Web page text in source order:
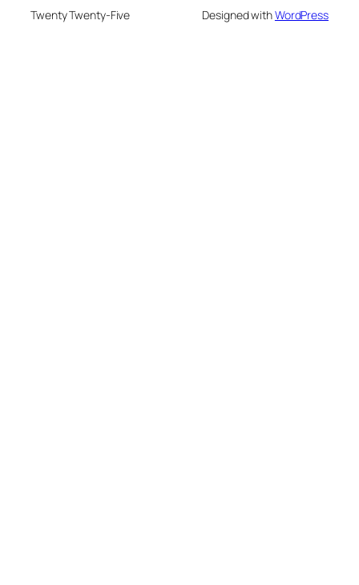
Twenty Twenty-Five Designed withWordPress